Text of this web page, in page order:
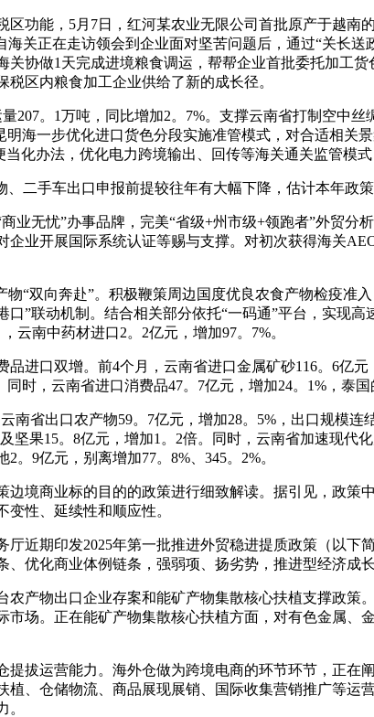
能，5月7日，红河某农业无限公司首批原产于越南
海关正在走访领会到企业面对坚苦问题后，通过“关长
协做1天完成进境粮食调运，帮帮企业首批委托加工
区内粮食加工企业供给了新的成长径。
。1万吨，同比增加2。7%。支撑云南省打制空中丝
海一步优化进口货色分段实施准管模式，对合适相
化办法，优化电力跨境输出、回传等海关通关监管模
手车出口申报前提较往年有大幅下降，估计本年政策
无忧”办事品牌，完美“省级+州市级+领跑者”外贸分
企业开展国际系统认证等赐与支撑。对初次获得海关
双向奔赴”。积极鞭策周边国度优良农食产物检疫准
”联动机制。结合相关部分依托“一码通”平台，实现
云南中药材进口2。2亿元，增加97。7%。
口双增。前4个月，云南省进口金属矿砂116。6亿元
时，云南省进口消费品47。7亿元，增加24。1%，泰
省出口农产物59。7亿元，增加28。5%，出口规模连
坚果15。8亿元，增加1。2倍。同时，云南省加速现代
。9亿元，别离增加77。8%、345。2%。
商业标的目的的政策进行细致解读。据引见，政策
性、延续性和顺应性。
期印发2025年第一批推进外贸稳进提质政策（以下
优化商业体例链条，强弱项、扬劣势，推进型经济成长
物出口企业存案和能矿产物集散核心扶植支撑政策
场。正在能矿产物集散核心扶植方面，对有色金属、
运营能力。海外仓做为跨境电商的环节环节，正在
、仓储物流、商品展现展销、国际收集营销推广等
。